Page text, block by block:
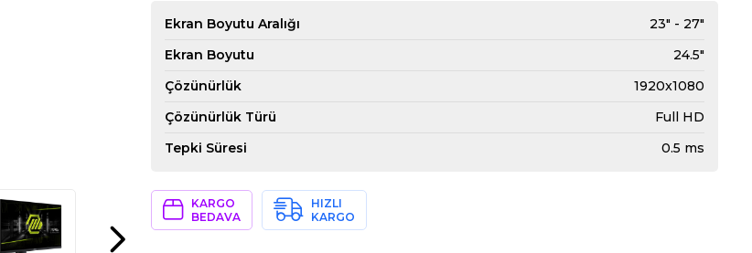
Ekran Boyutu Aralığı
23" - 27"
Ekran Boyutu
24.5"
Çözünürlük
1920x1080
Çözünürlük Türü
Full HD
Tepki Süresi
0.5 ms
KARGO
BEDAVA
HIZLI
KARGO